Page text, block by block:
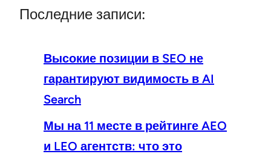
Последние записи:
Высокие позиции в SEO не
гарантируют видимость в AI
Search
Мы на 11 месте в рейтинге AEO
и LEO агентств: что это